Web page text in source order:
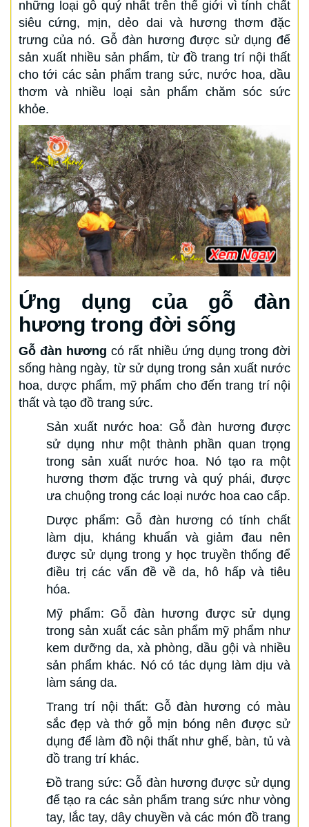
những loại gỗ quý nhất trên thế giới vì tính chất
siêu cứng, mịn, dẻo dai và hương thơm đặc
trưng của nó. Gỗ đàn hương được sử dụng để
sản xuất nhiều sản phẩm, từ đồ trang trí nội thất
cho tới các sản phẩm trang sức, nước hoa, dầu
thơm và nhiều loại sản phẩm chăm sóc sức
khỏe.
Ứng dụng của gỗ đàn
hương trong đời sống
Gỗ đàn hương có rất nhiều ứng dụng trong đời
sống hàng ngày, từ sử dụng trong sản xuất nước
hoa, dược phẩm, mỹ phẩm cho đến trang trí nội
thất và tạo đồ trang sức.
Sản xuất nước hoa: Gỗ đàn hương được
sử dụng như một thành phần quan trọng
trong sản xuất nước hoa. Nó tạo ra một
hương thơm đặc trưng và quý phái, được
ưa chuộng trong các loại nước hoa cao cấp.
Dược phẩm: Gỗ đàn hương có tính chất
làm dịu, kháng khuẩn và giảm đau nên
được sử dụng trong y học truyền thống để
điều trị các vấn đề về da, hô hấp và tiêu
hóa.
Mỹ phẩm: Gỗ đàn hương được sử dụng
trong sản xuất các sản phẩm mỹ phẩm như
kem dưỡng da, xà phòng, dầu gội và nhiều
sản phẩm khác. Nó có tác dụng làm dịu và
làm sáng da.
Trang trí nội thất: Gỗ đàn hương có màu
sắc đẹp và thớ gỗ mịn bóng nên được sử
dụng để làm đồ nội thất như ghế, bàn, tủ và
đồ trang trí khác.
Đồ trang sức: Gỗ đàn hương được sử dụng
để tạo ra các sản phẩm trang sức như vòng
tay, lắc tay, dây chuyền và các món đồ trang